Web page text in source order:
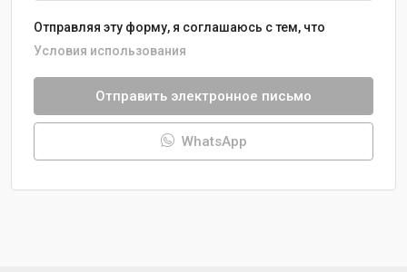
Отправляя эту форму, я соглашаюсь с тем, что
Условия использования
Отправить электронное письмо
WhatsApp